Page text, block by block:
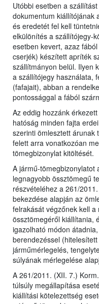
Utóbbi esetben a
dokumentum kiállítójának
és eredetét fel kell
elkülönítés a szállítójegy-
esetben kevert, azaz
cserjék) készített apríték
szállítmányon belül. Ilyen
a szállítójegy használata,
(fafajait), abban a
pontossággal a fából
Az eddig hozzánk
hatóság minden fajta
szerinti ömlesztett árunak
felett arra vonatkozóan
tömegbizonylat kitöltését.
A jármű-tömegbizonylatot
legnagyobb össztömegű
részvételéhez a 261/
bekezdése alapján az
felrakását végzőnek kell
össztömegéről kiállítania,
igazolható módon
berendezéssel
járműmérlegelés,
súlyának mérlegelése
A 261/2011. (XII. 7.)
túlsúly megállapítása
kiállítási kötelezettség